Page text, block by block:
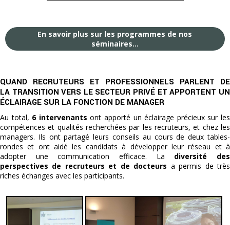
En savoir plus sur les programmes de nos
séminaires...
QUAND RECRUTEURS ET PROFESSIONNELS PARLENT DE
LA TRANSITION VERS LE SECTEUR PRIVÉ ET APPORTENT UN
ÉCLAIRAGE SUR LA FONCTION DE MANAGER
Au total, 6 intervenants ont apporté un éclairage précieux sur les
compétences et qualités recherchées par les recruteurs, et chez les
managers. Ils ont partagé leurs conseils au cours de deux tables-
rondes et ont aidé les candidats à développer leur réseau et à
adopter une communication efficace. La diversité des
perspectives de recruteurs et de docteurs a permis de très
riches échanges avec les participants.